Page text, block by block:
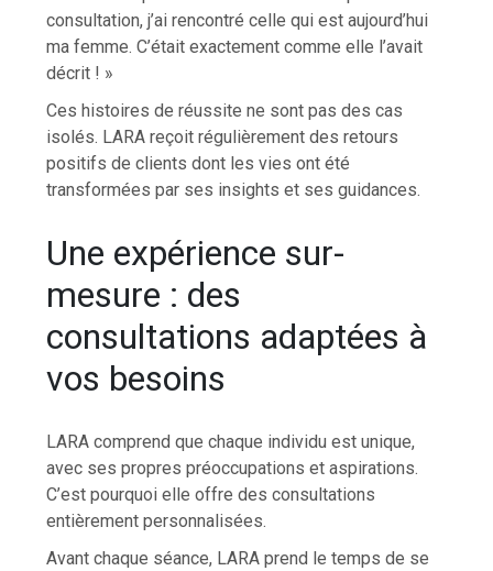
consultation, j’ai rencontré celle qui est aujourd’hui
ma femme. C’était exactement comme elle l’avait
décrit ! »
Ces histoires de réussite ne sont pas des cas
isolés. LARA reçoit régulièrement des retours
positifs de clients dont les vies ont été
transformées par ses insights et ses guidances.
Une expérience sur-
mesure : des
consultations adaptées à
vos besoins
LARA comprend que chaque individu est unique,
avec ses propres préoccupations et aspirations.
C’est pourquoi elle offre des consultations
entièrement personnalisées.
Avant chaque séance, LARA prend le temps de se